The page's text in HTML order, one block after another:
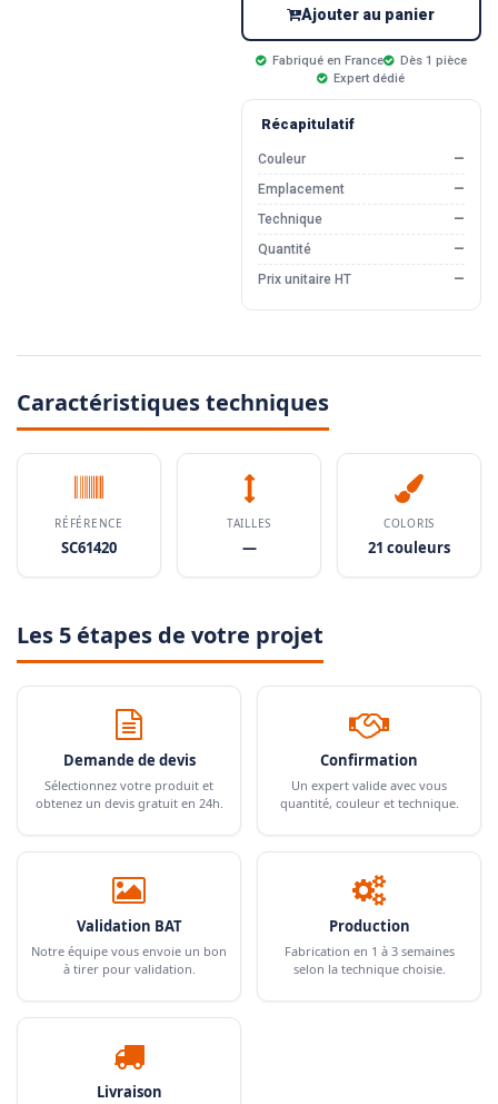
Ajouter au panier
Fabriqué en France
Dès 1 pièce
Expert dédié
Récapitulatif
Couleur
—
Emplacement
—
Technique
—
Quantité
—
Prix unitaire HT
—
Caractéristiques techniques
RÉFÉRENCE
SC61420
TAILLES
—
COLORIS
21 couleurs
Les 5 étapes de votre projet
Demande de devis
Sélectionnez votre produit et
obtenez un devis gratuit en 24h.
Confirmation
Un expert valide avec vous
quantité, couleur et technique.
Validation BAT
Notre équipe vous envoie un bon
à tirer pour validation.
Production
Fabrication en 1 à 3 semaines
selon la technique choisie.
Livraison